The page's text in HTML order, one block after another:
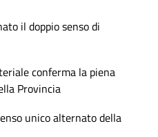
il doppio senso di
conferma la piena
Provincia
unico alternato della